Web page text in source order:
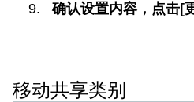
确认设置内容，点击[
移动共享类别